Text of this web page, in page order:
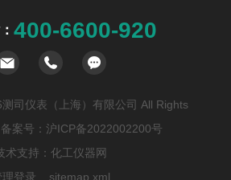
400-6600-920
司仪表（上海）有限公司 All Rights
案号： 沪ICP备2022002200号
术支持： 化工仪器网
理登录
sitemap.xml